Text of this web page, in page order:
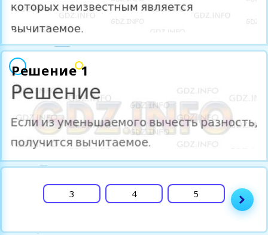
Решение 1
3 4 5